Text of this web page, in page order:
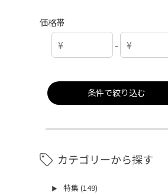
価格帯
-
条件で絞り込む
カテゴリーから探す
▶ 特集 (149)